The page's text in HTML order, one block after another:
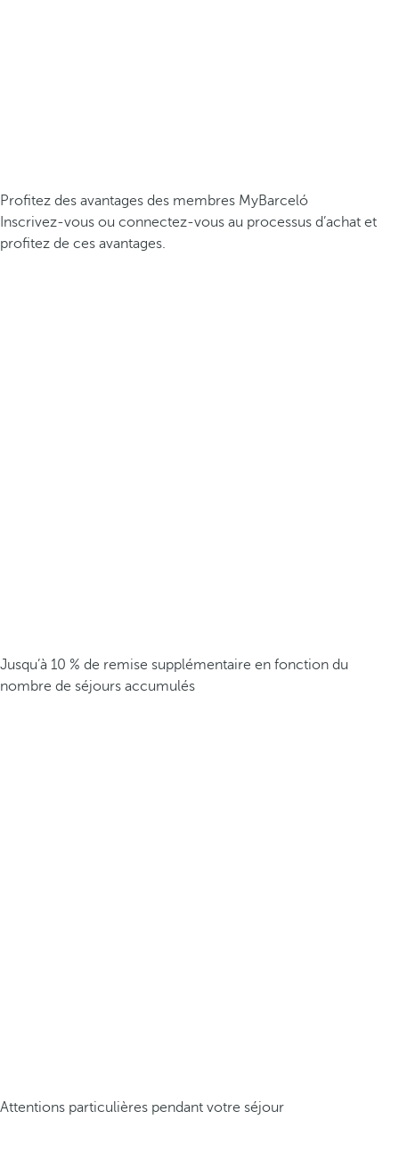
Profitez des avantages des membres MyBarceló
Inscrivez-vous ou connectez-vous au processus d’achat et
profitez de ces avantages.
Jusqu’à 10 % de remise supplémentaire en fonction du
nombre de séjours accumulés
Attentions particulières pendant votre séjour